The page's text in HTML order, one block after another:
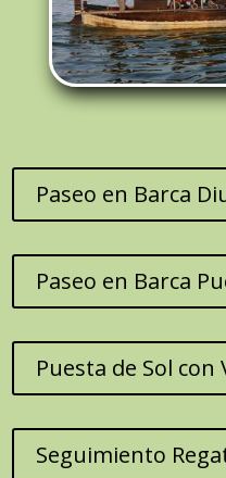
Paseo en Barca
Paseo en Barca
Puesta de Sol con
Seguimiento